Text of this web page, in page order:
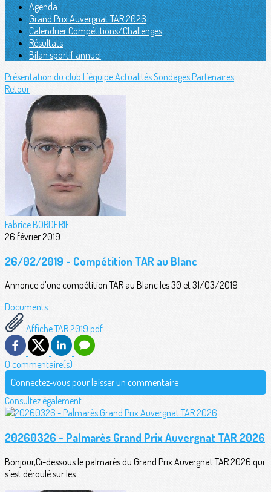
Agenda
Grand Prix Auvergnat TAR 2026
Calendrier Compétitions/Challenges
Résultats
Bilan sportif annuel
Présentation du club L'équipeActualitésSondagesPartenaires
Retour
Fabrice BORDERIE
26 février 2019
26/02/2019 - Compétition TAR au Blanc
Annonce d'une compétition TAR au Blanc les 30 et 31/03/2019
Documents
Affiche TAR 2019.pdf
0 commentaire(s)
Connectez-vous pour laisser un commentaire
Consultez également
20260326 - Palmarès Grand Prix Auvergnat TAR 2026
Bonjour,Ci-dessous le palmarès du Grand Prix Auvergnat TAR 2026 qui
s'est déroulé sur les...